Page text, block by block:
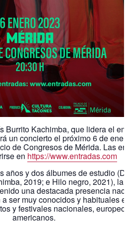
Burrito Kachimba, que lidera el
un concierto el próximo 6 de
de Congresos de Mérida. Las
en https://www.entradas.com
años y dos álbumes de estudio
2019; e Hilo negro, 2021), la
una destacada presencia
ser muy conocidos y habituales
y festivales nacionales,
americanos.